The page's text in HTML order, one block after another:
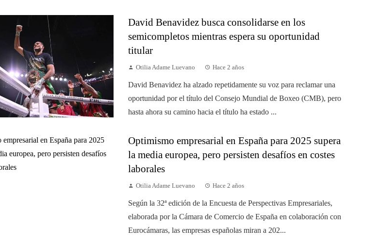
David Benavidez busca consolidarse en los
semicompletos mientras espera su oportunidad
titular
Otilia Adame Luevano Hace 2 años
David Benavidez ha alzado repetidamente su voz para reclamar una
oportunidad por el título del Consejo Mundial de Boxeo (CMB), pero
hasta ahora su camino hacia el título ha estado ...
Optimismo empresarial en España para 2025 supera
la media europea, pero persisten desafíos en costes
laborales
Otilia Adame Luevano Hace 2 años
Según la 32ª edición de la Encuesta de Perspectivas Empresariales,
elaborada por la Cámara de Comercio de España en colaboración con
Eurocámaras, las empresas españolas miran a 202...